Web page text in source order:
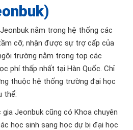
nằm trong hệ thống các
cỡ, nhận được sự trợ cấp của
trường nằm trong top các
phí thấp nhất tại Hàn Quốc. Chỉ
thuộc hệ thống trường đại học
thể:
Jeonbuk cũng có Khoa chuyên
học sinh sang học dự bị đại học